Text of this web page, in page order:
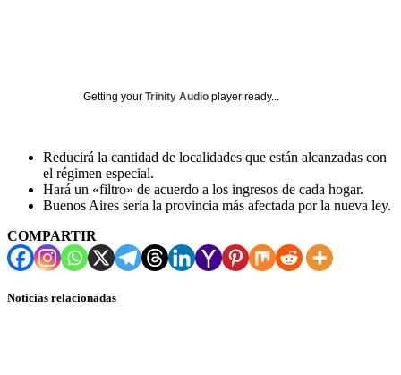
Getting your Trinity Audio player ready...
Reducirá la cantidad de localidades que están alcanzadas con
el régimen especial.
Hará un «filtro» de acuerdo a los ingresos de cada hogar.
Buenos Aires sería la provincia más afectada por la nueva ley.
COMPARTIR
Noticias relacionadas